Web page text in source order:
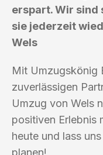
erspart. Wir sind
sie jederzeit
Wels
Mit Umzugskönig
zuverlässigen
Umzug von Wels
positiven Erlebnis
heute und lass
planen!